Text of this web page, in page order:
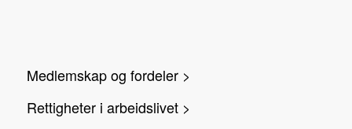
Medlemskap og fordeler >
Rettigheter i arbeidslivet >